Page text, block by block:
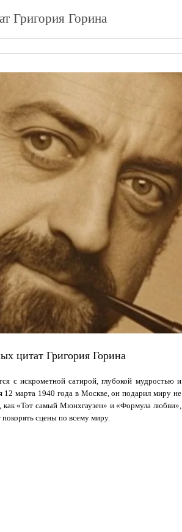
Григория Горина
цитат Григория Горина
с искрометной сатирой, глубокой мудростью и
марта 1940 года в Москве, он подарил миру не
как «Тот самый Мюнхгаузен» и «Формула любви»,
сцены по всему миру.